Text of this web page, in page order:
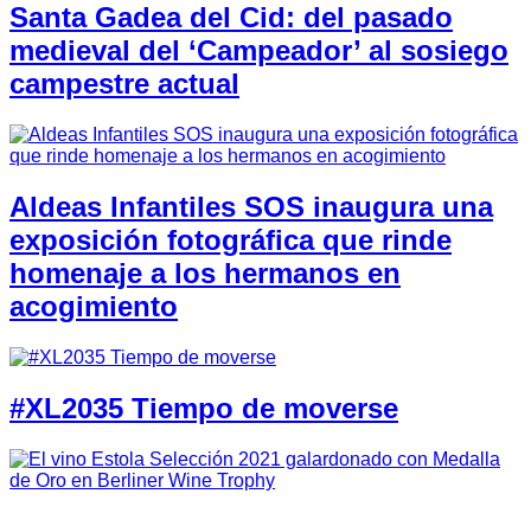
Santa Gadea del Cid: del pasado
medieval del ‘Campeador’ al sosiego
campestre actual
Aldeas Infantiles SOS inaugura una
exposición fotográfica que rinde
homenaje a los hermanos en
acogimiento
#XL2035 Tiempo de moverse